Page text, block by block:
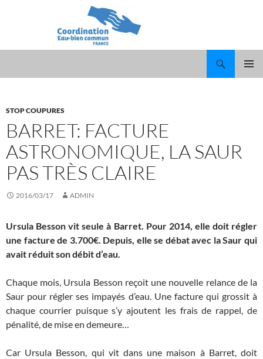
STOP COUPURES
BARRET: FACTURE
ASTRONOMIQUE, LA SAUR
PAS TRÈS CLAIRE
2016/03/17 ADMIN
Ursula Besson vit seule à Barret. Pour 2014, elle doit régler
une facture de 3.700€. Depuis, elle se débat avec la Saur qui
avait réduit son débit d’eau.
Chaque mois, Ursula Besson reçoit une nouvelle relance de la
Saur pour régler ses impayés d’eau. Une facture qui grossit à
chaque courrier puisque s’y ajoutent les frais de rappel, de
pénalité, de mise en demeure…
Car Ursula Besson, qui vit dans une maison à Barret, doit